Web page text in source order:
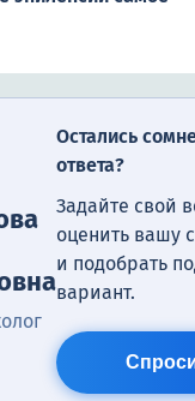
Остались
ответа?
Задайте свой
оценить вашу
и подобрать
вариант.